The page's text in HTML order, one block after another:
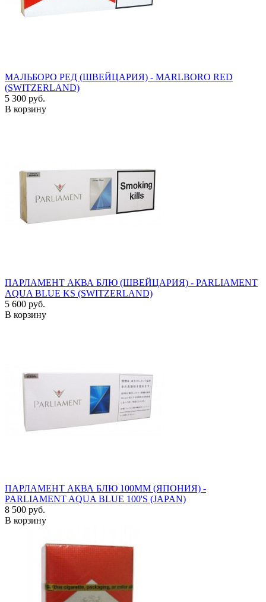
МАЛЬБОРО РЕД (ШВЕЙЦАРИЯ) - MARLBORO RED
(SWITZERLAND)
5 300 руб.
В корзину
ПАРЛАМЕНТ АКВА БЛЮ (ШВЕЙЦАРИЯ) - PARLIAMENT
AQUA BLUE KS (SWITZERLAND)
5 600 руб.
В корзину
ПАРЛАМЕНТ АКВА БЛЮ 100ММ (ЯПОНИЯ) -
PARLIAMENT AQUA BLUE 100'S (JAPAN)
8 500 руб.
В корзину